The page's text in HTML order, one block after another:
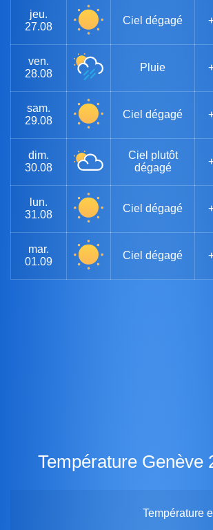
jeu.
27.08
Ciel dégagé
ven.
28.08
Pluie
sam.
29.08
Ciel dégagé
dim.
30.08
Ciel plutôt
dégagé
lun.
31.08
Ciel dégagé
mar.
01.09
Ciel dégagé
Température Genève
Température